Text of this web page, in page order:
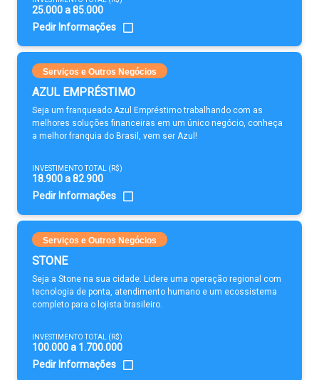
25.000 a 85.000
Pedir Informações
Serviços e Outros Negócios
AZUL EMPRÉSTIMO
Seja um franqueado Azul Empréstimo trabalhando com as
melhores soluções financeiras em um único negócio, conheça
a melhor franquia do Brasil, vem ser Azul!
INVESTIMENTO TOTAL (R$)
18.900 a 82.900
Pedir Informações
Serviços e Outros Negócios
STONE
Seja a Stone na sua cidade. Lidere uma operação regional com
tecnologia de ponta, atendimento humano e um ecossistema
completo para o lojista brasileiro.
INVESTIMENTO TOTAL (R$)
100.000 a 1.700.000
Pedir Informações